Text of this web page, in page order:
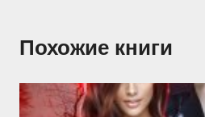
Похожие книги